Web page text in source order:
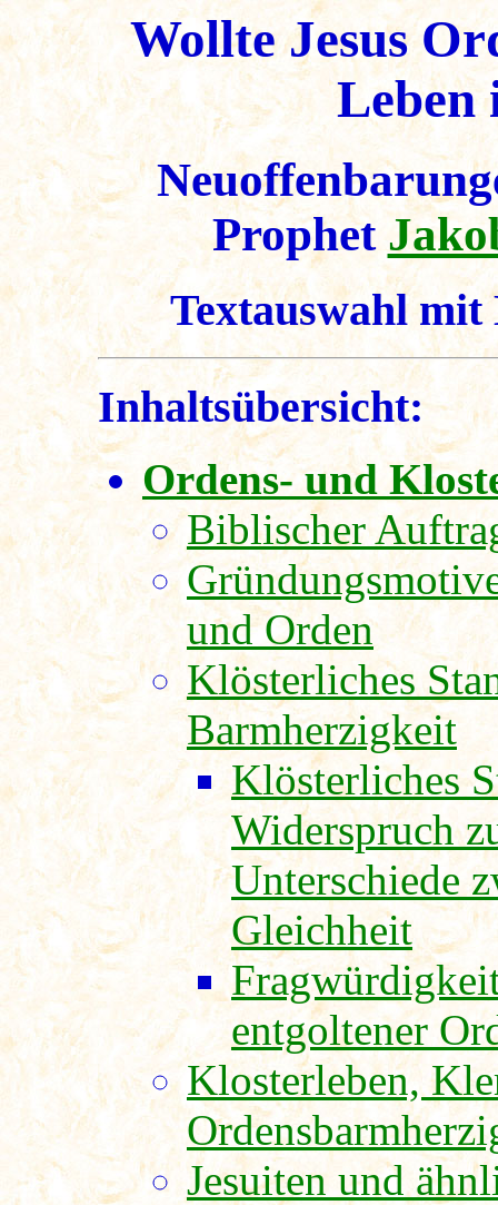
Wollte Jesus
Leben
Prophet
Textauswahl
Inhaltsübersicht:
Ordens- und
Biblischer
und Orden
Klösterliches
Barmherzigkeit
Klösterliches
Widerspruch
Unterschiede
Gleichheit
entgoltener
Klosterleben,
Jesuiten und